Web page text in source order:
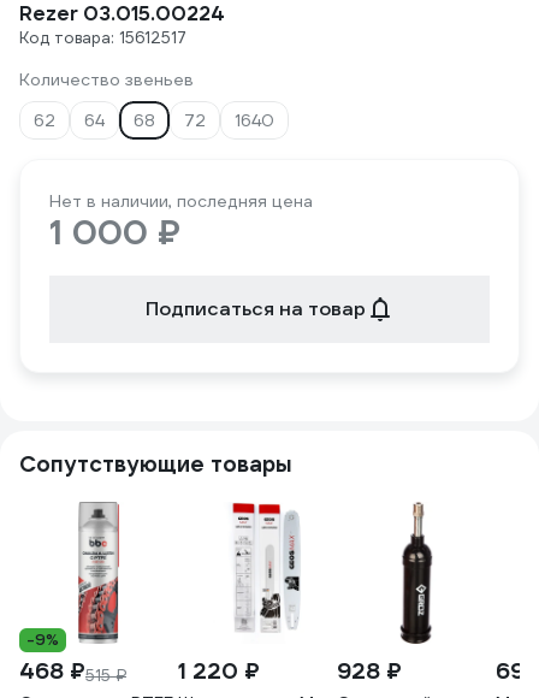
Rezer 03.015.00224
Код товара: 15612517
Количество звеньев
62
64 68 72 1640
Нет в наличии, последняя цена
1 000 ₽
Подписаться на товар
Сопутствующие товары
-9%
468 ₽515 ₽ 1 220 ₽ 928 ₽